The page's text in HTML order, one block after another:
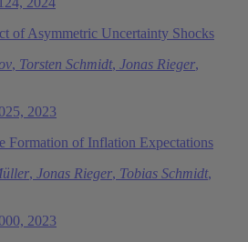
of Asymmetric Uncertainty Shocks
, Torsten Schmidt, Jonas Rieger,
2023
Formation of Inflation Expectations
, Jonas Rieger, Tobias Schmidt,
2023